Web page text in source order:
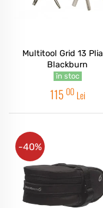
Multitool Grid 13
Blackburn
în stoc
115 00 Lei
-40%